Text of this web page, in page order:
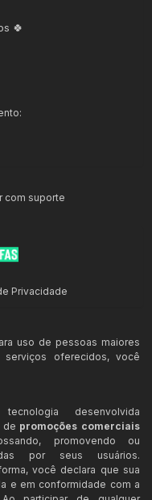
🍀
com suporte
Privacidade
uso de pessoas maiores
oferecidos, você
desenvolvida
de promoções comerciais
promovendo ou
por seus usuários.
você declara que sua
e em conformidade com a